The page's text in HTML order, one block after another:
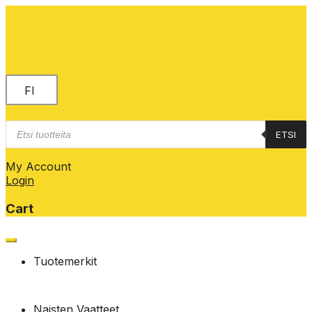
FI
Products
search
ETSI
My Account
Login
Cart
Skip
contentTuotemerkit